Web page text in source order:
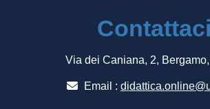
Contattaci
Via dei Caniana, 2,
Email :